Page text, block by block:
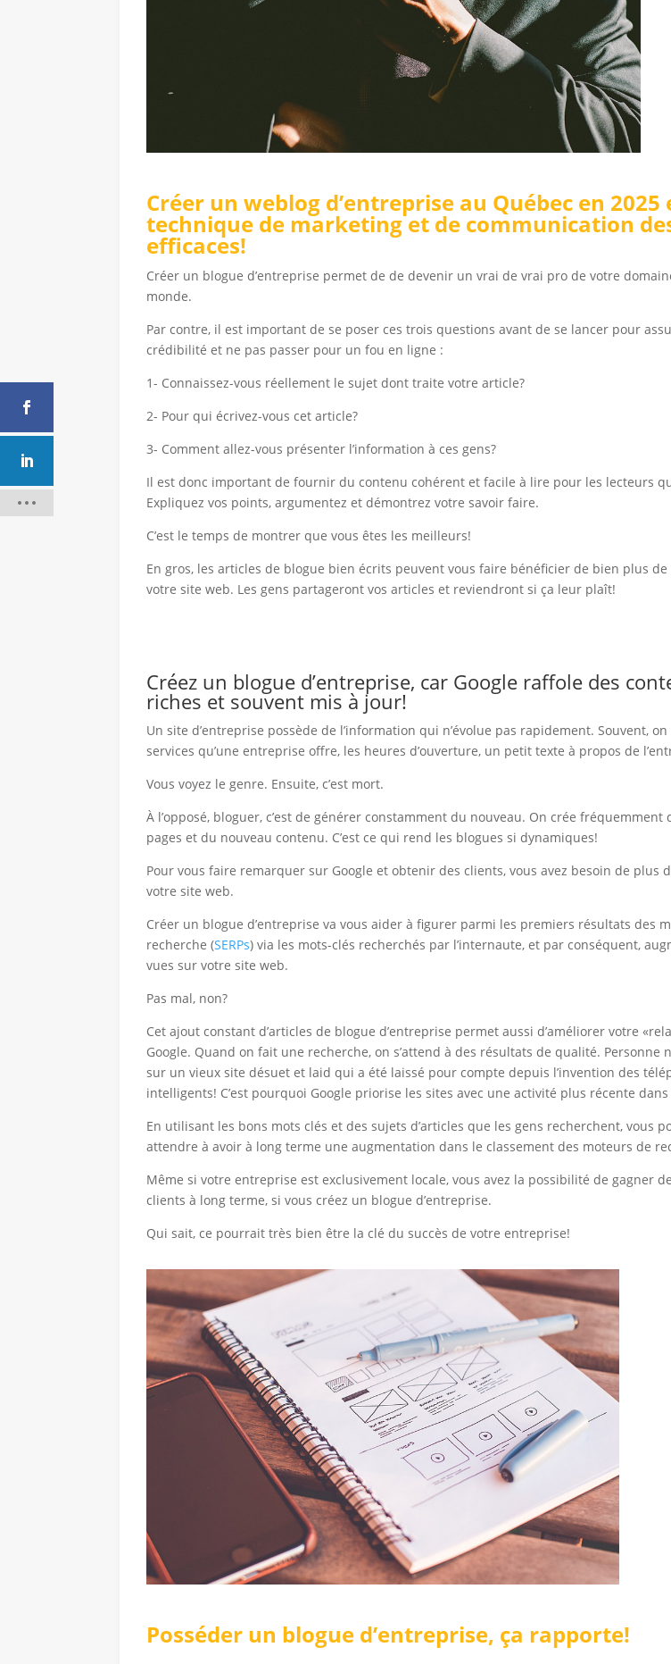
Pourquoi créer un
Québec en
par Mar 28, 2017
Créer un weblog d’entreprise au Québec en 2025
technique de marketing et de communication
efficaces!
Créer un blogue d’entreprise permet de de devenir un vrai de vrai pro de votre
monde.
Par contre, il est important de se poser ces trois questions avant de se lancer pour
crédibilité et ne pas passer pour un fou en ligne :
1- Connaissez-vous réellement le sujet dont traite votre article?
2- Pour qui écrivez-vous cet article?
3- Comment allez-vous présenter l’information à ces gens?
Il est donc important de fournir du contenu cohérent et facile à lire pour les lecteurs
Expliquez vos points, argumentez et démontrez votre savoir faire.
C’est le temps de montrer que vous êtes les meilleurs!
En gros, les articles de blogue bien écrits peuvent vous faire bénéficier de bien plus
votre site web. Les gens partageront vos articles et reviendront si ça leur plaît!
Créez un blogue d’entreprise, car Google raffole des
riches et souvent mis à jour!
Un site d’entreprise possède de l’information qui n’évolue pas rapidement. Souvent,
services qu’une entreprise offre, les heures d’ouverture, un petit texte à propos de
Vous voyez le genre. Ensuite, c’est mort.
À l’opposé, bloguer, c’est de générer constamment du nouveau. On crée fréquemment
pages et du nouveau contenu. C’est ce qui rend les blogues si dynamiques!
Pour vous faire remarquer sur Google et obtenir des clients, vous avez besoin de plus
votre site web.
Créer un blogue d’entreprise va vous aider à figurer parmi les premiers résultats des
recherche (SERPs) via les mots-clés recherchés par l’internaute, et par conséquent,
vues sur votre site web.
Pas mal, non?
Cet ajout constant d’articles de blogue d’entreprise permet aussi d’améliorer votre
Google. Quand on fait une recherche, on s’attend à des résultats de qualité. Personne
sur un vieux site désuet et laid qui a été laissé pour compte depuis l’invention des
intelligents! C’est pourquoi Google priorise les sites avec une activité plus récente
En utilisant les bons mots clés et des sujets d’articles que les gens recherchent, vous
attendre à avoir à long terme une augmentation dans le classement des moteurs de
Même si votre entreprise est exclusivement locale, vous avez la possibilité de gagner
clients à long terme, si vouscréez un blogue d’entreprise.
Qui sait, ce pourrait très bien être la clé du succès de votre entreprise!
Posséder un blogue d’entreprise, ça rapporte!